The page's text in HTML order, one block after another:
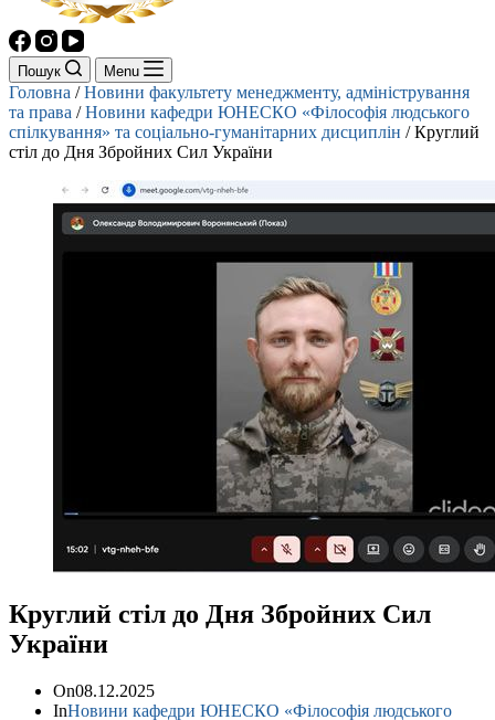
Пошук Menu
Головна /Новини факультету менеджменту, адміністрування
та права /Новини кафедри ЮНЕСКО «Філософія людського
спілкування» та соціально-гуманітарних дисциплін /Круглий
стіл до Дня Збройних Сил України
Круглий стіл до Дня Збройних Сил
України
On08.12.2025
InНовини кафедри ЮНЕСКО «Філософія людського